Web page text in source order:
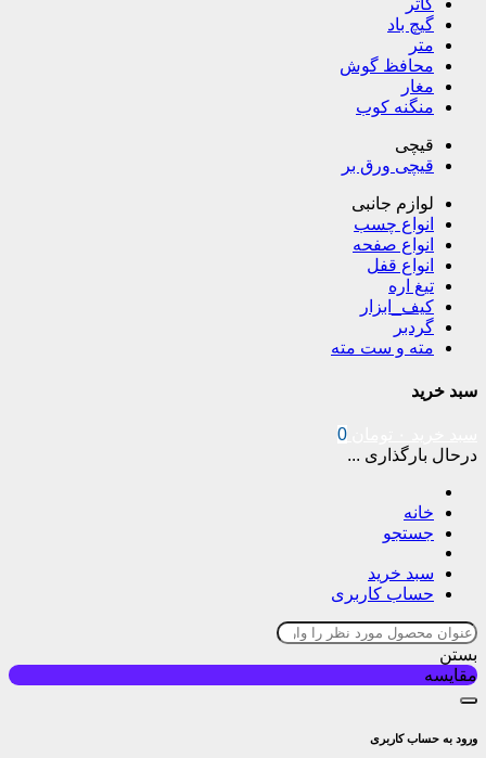
گیچ باد
متر
محافظ گوش
مغار
منگنه کوب
قیچی
قیچی ورق بر
لوازم جانبی
انواع چسب
انواع صفحه
انواع قفل
تیغ اره
کیف_ابزار
گردبر
مته و ست مته
سبد خرید
0
درحال بارگذاری ...
خانه
جستجو
سبد خرید
حساب کاربری
بستن
مقایسه
ورود به حساب کاربری